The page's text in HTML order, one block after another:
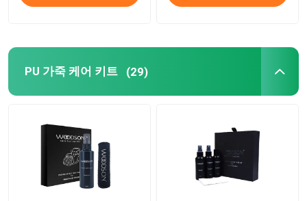
PU 가죽 케어 키트 (29)